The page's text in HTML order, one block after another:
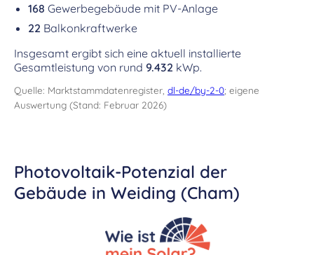
168 Gewerbegebäude mit PV-Anlage
22 Balkonkraftwerke
Insgesamt ergibt sich eine aktuell installierte
Gesamtleistung von rund 9.432 kWp.
Quelle: Marktstammdatenregister, dl-de/by-2-0; eigene
Auswertung (Stand: Februar 2026)
Photovoltaik-Potenzial der
Gebäude in Weiding (Cham)